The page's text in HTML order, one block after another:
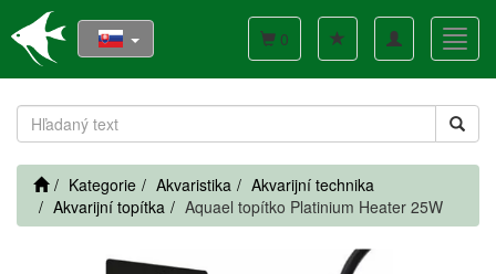
Toggle
navigation
0
Kategorie Akvaristika
Akvarijní technika
Akvarijní topítka
Aquael topítko Platinium Heater 25W